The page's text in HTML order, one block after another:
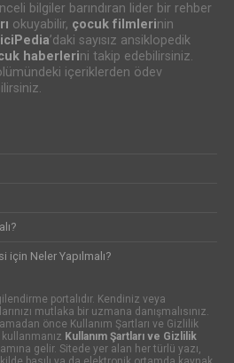
bilgiler barındıran lider bir rehber
okuyabilir, çocuk filmlerinin
’daki sayısız ansiklopedik
haberlerini takip edebilirsiniz.
içeriklerden ödev
için Neler Yapılmalı?
portalıdır. Kendiniz veya
mutlaka bir uzmana danışmalısınız.
önce Kullanım Şartları ve Gizlilik
kullanmanız Kullanım Şartları ve Gizlilik
gelir. Sitede yer alan her türlü yazı,